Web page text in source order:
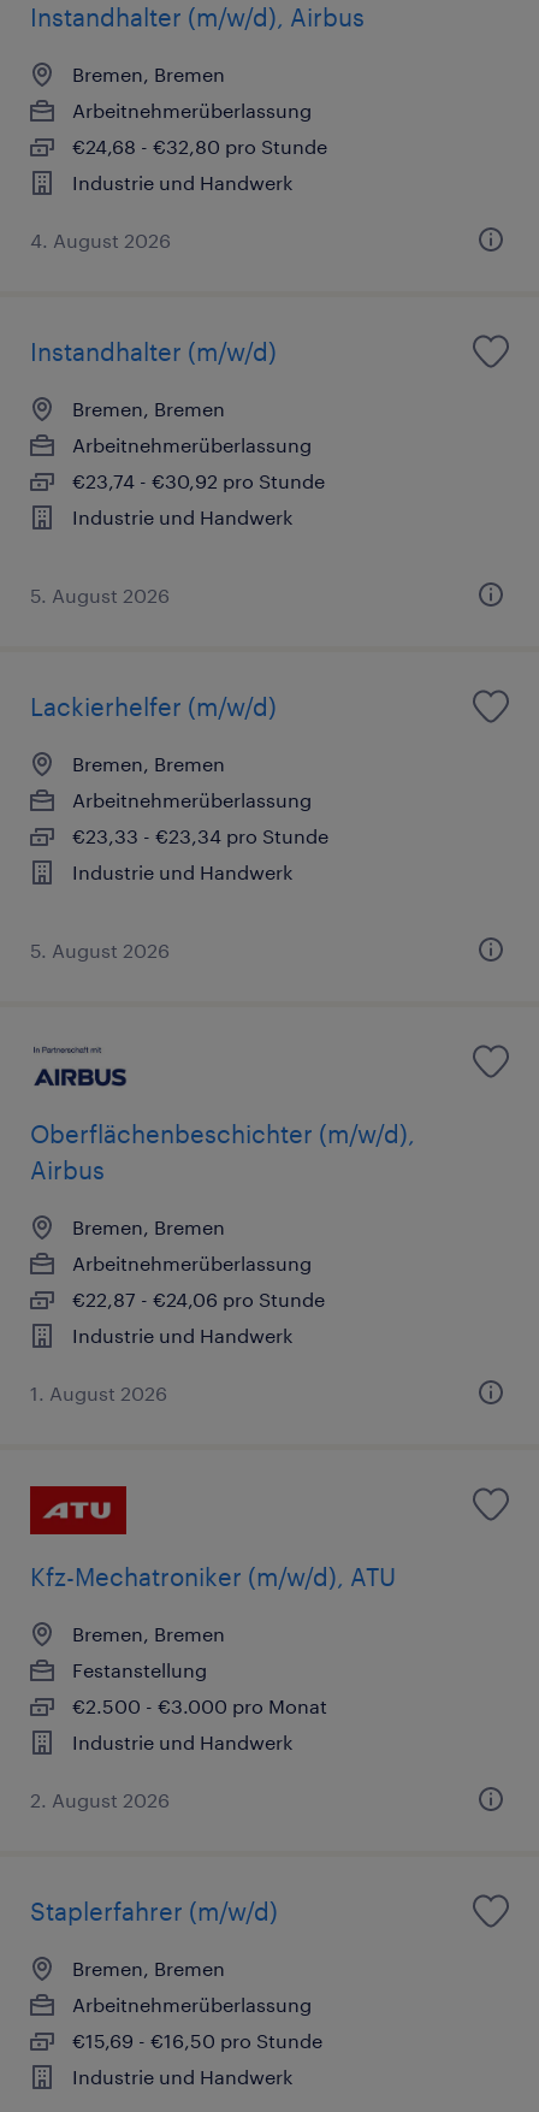
Instandhalter (m/w/d), Airbus
Bremen, Bremen
Arbeitnehmerüberlassung
€24,68 - €32,80 pro Stunde
Industrie und Handwerk
4. August 2026
Instandhalter (m/w/d)
Bremen, Bremen
Arbeitnehmerüberlassung
€23,74 - €30,92 pro Stunde
Industrie und Handwerk
5. August 2026
Lackierhelfer (m/w/d)
Bremen, Bremen
Arbeitnehmerüberlassung
€23,33 - €23,34 pro Stunde
Industrie und Handwerk
5. August 2026
Oberflächenbeschichter (m/w/d),
Airbus
Bremen, Bremen
Arbeitnehmerüberlassung
€22,87 - €24,06 pro Stunde
Industrie und Handwerk
1. August 2026
Kfz-Mechatroniker (m/w/d), ATU
Bremen, Bremen
Festanstellung
€2.500 - €3.000 pro Monat
Industrie und Handwerk
2. August 2026
Staplerfahrer (m/w/d)
Bremen, Bremen
Arbeitnehmerüberlassung
€15,69 - €16,50 pro Stunde
Industrie und Handwerk